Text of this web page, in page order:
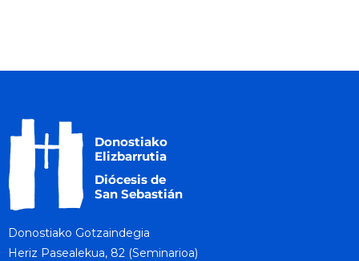
Donostiako Gotzaindegia
Heriz Pasealekua, 82 (Seminarioa)